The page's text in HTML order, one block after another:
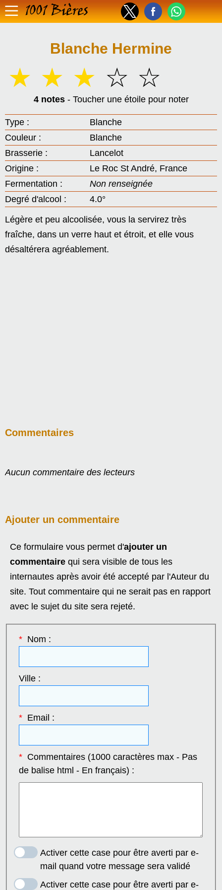
1001 Bières
Blanche Hermine
☆
☆
☆
☆
☆
4 notes- Toucher une étoile pour noter
Type :
Blanche
Couleur :
Blanche
Brasserie :
Lancelot
Origine :
Le Roc St André, France
Fermentation :
Non renseignée
Degré d'alcool :
4.0°
Légère et peu alcoolisée, vous la servirez très
fraîche, dans un verre haut et étroit, et elle vous
désaltérera agréablement.
Commentaires
Aucun commentaire des lecteurs
Ajouter un commentaire
Ce formulaire vous permet d'ajouter un
commentaire qui sera visible de tous les
internautes après avoir été accepté par l'Auteur du
site. Tout commentaire qui ne serait pas en rapport
avec le sujet du site sera rejeté.
*Nom :
Ville :
*Email :
*Commentaires (1000 caractères max - Pas
de balise html - En français) :
Activer cette case pour être averti par e-
mail quand votre message sera validé
Activer cette case pour être averti par e-